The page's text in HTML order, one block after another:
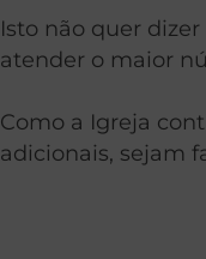
Isto não quer
atender o maior
Como a Igreja
adicionais, sejam